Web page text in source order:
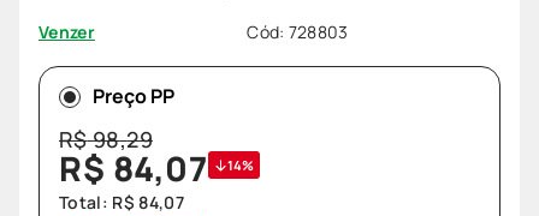
Venzer
Cód: 728803
Preço PP
R$98,29
R$ 84,07 14%
Total: R$ 84,07